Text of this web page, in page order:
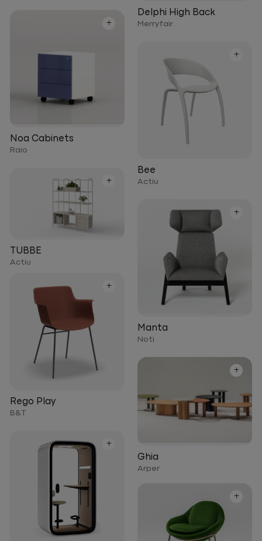
Delphi High Back
Merryfair
+
Noa Cabinets
Raio
+
Bee
Actiu
+
TUBBE
Actiu
+
Manta
Noti
+
Rego Play
B&T
+
Ghia
Arper
+
+